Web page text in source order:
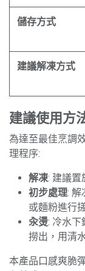
儲存方式
建議解凍方式
建議使用方
為達至最佳烹調
理程序:
解凍: 建議置
初步處理: 解
或麵粉進行
汆燙: 冷水下
撈出，用清
本產品口感爽脆